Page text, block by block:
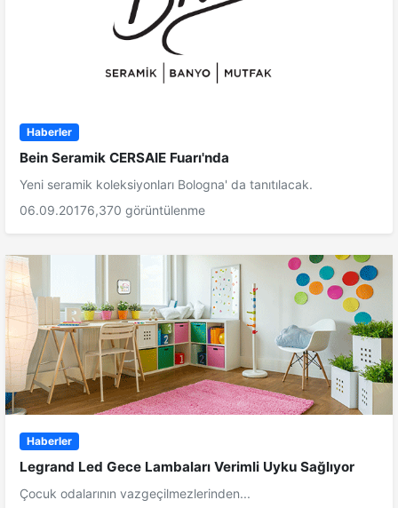
Haberler
Bein Seramik CERSAIE Fuarı'nda
Yeni seramik koleksiyonları Bologna' da tanıtılacak.
06.09.20176,370 görüntülenme
Haberler
Legrand Led Gece Lambaları Verimli Uyku Sağlıyor
Çocuk odalarının vazgeçilmezlerinden...